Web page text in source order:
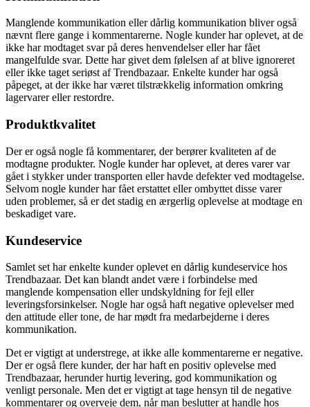
Manglende kommunikation eller dårlig kommunikation bliver også
nævnt flere gange i kommentarerne. Nogle kunder har oplevet, at de
ikke har modtaget svar på deres henvendelser eller har fået
mangelfulde svar. Dette har givet dem følelsen af at blive ignoreret
eller ikke taget seriøst af Trendbazaar. Enkelte kunder har også
påpeget, at der ikke har været tilstrækkelig information omkring
lagervarer eller restordre.
Produktkvalitet
Der er også nogle få kommentarer, der berører kvaliteten af de
modtagne produkter. Nogle kunder har oplevet, at deres varer var
gået i stykker under transporten eller havde defekter ved modtagelse.
Selvom nogle kunder har fået erstattet eller ombyttet disse varer
uden problemer, så er det stadig en ærgerlig oplevelse at modtage en
beskadiget vare.
Kundeservice
Samlet set har enkelte kunder oplevet en dårlig kundeservice hos
Trendbazaar. Det kan blandt andet være i forbindelse med
manglende kompensation eller undskyldning for fejl eller
leveringsforsinkelser. Nogle har også haft negative oplevelser med
den attitude eller tone, de har mødt fra medarbejderne i deres
kommunikation.
Det er vigtigt at understrege, at ikke alle kommentarerne er negative.
Der er også flere kunder, der har haft en positiv oplevelse med
Trendbazaar, herunder hurtig levering, god kommunikation og
venligt personale. Men det er vigtigt at tage hensyn til de negative
kommentarer og overveje dem, når man beslutter at handle hos